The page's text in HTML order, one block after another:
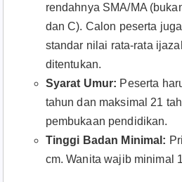
rendahnya SMA/MA
dan C). Calon peserta
standar nilai rata-rata
ditentukan.
Syarat Umur: Peserta
tahun dan maksimal 21
pembukaan pendidikan.
Tinggi Badan Minimal:
cm. Wanita wajib minimal